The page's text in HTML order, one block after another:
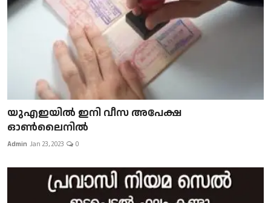
യുഎഇയിൽ ഇനി വീസ അപേക്ഷ
ഓൺലൈനിൽ
Admin Jan 23, 2023 0